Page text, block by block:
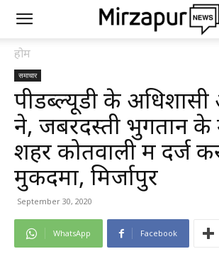
होम
समाचार
पीडब्ल्यूडी के
ने, जबरदस्ती भुगतान
शहर कोतवाली में दर्ज
मुकदमा, मिर्जापुर
September 30, 2020
WhatsApp Facebook